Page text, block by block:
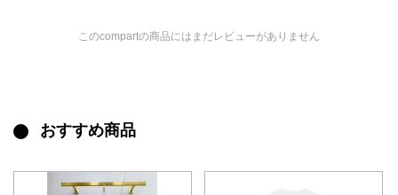
このcompartの商品にはまだレビューがありません
おすすめ商品